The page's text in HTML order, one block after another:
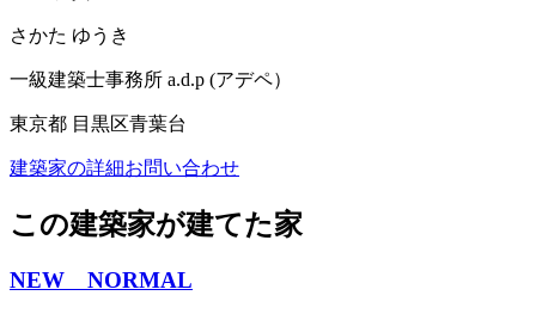
さかた ゆうき
一級建築士事務所 a.d.p (アデペ）
東京都 目黒区青葉台
建築家の詳細お問い合わせ
この建築家が建てた家
NEW NORMAL